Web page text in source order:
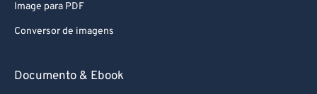
Image para PDF
Conversor de imagens
Documento & Ebook